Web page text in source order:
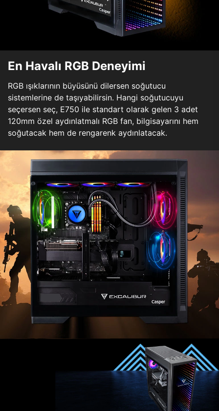
En Havalı RGB Deneyimi
RGB ışıklarının büyüsünü dilersen soğutucu
sistemlerine de taşıyabilirsin. Hangi soğutucuyu
seçersen seç, E750 ile standart olarak gelen 3 adet
120mm özel aydınlatmalı RGB fan, bilgisayarını hem
soğutacak hem de rengarenk aydınlatacak.